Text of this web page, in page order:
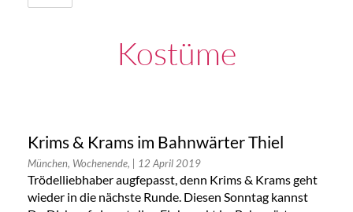
Kostüme
Krims & Krams im Bahnwärter Thiel
München, Wochenende, | 12 April 2019
Trödelliebhaber augfepasst, denn Krims & Krams geht
wieder in die nächste Runde. Diesen Sonntag kannst